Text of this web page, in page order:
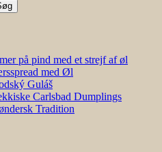
på pind med et strejf af øl
med Øl
Guláš
Carlsbad Dumplings
Tradition